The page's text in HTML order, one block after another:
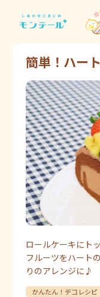
簡単！ハー
ロールケーキにト
フルーツをハート
りのアレンジに♪
かんたん！デコレシピ